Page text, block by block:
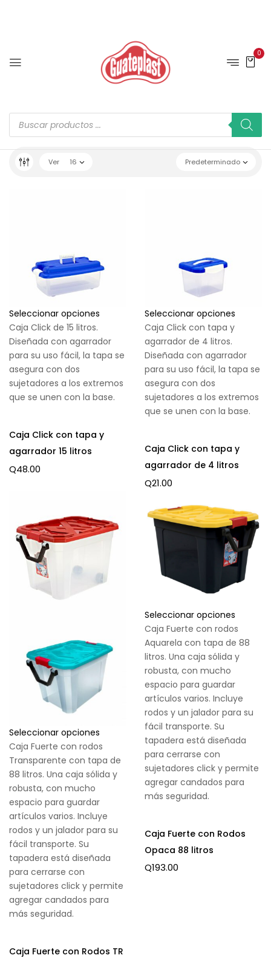
0
Predeterminado
Ver 16
Seleccionar opciones
Caja Click de 15 litros.
Diseñada con agarrador
para su uso fácil, la tapa se
asegura con dos
sujetadores a los extremos
que se unen con la base.
Caja Click con tapa y
agarrador 15 litros
Q48.00
Seleccionar opciones
Caja Click con tapa y
agarrador de 4 litros.
Diseñada con agarrador
para su uso fácil, la tapa se
asegura con dos
sujetadores a los extremos
que se unen con la base.
Caja Click con tapa y
agarrador de 4 litros
Q21.00
Seleccionar opciones
Caja Fuerte con rodos
Transparente con tapa de
88 litros. Una caja sólida y
robusta, con mucho
espacio para guardar
artículos varios. Incluye
rodos y un jalador para su
fácil transporte. Su
tapadera está diseñada
para cerrarse con
sujetadores click y permite
agregar candados para
más seguridad.
Caja Fuerte con Rodos TR
Seleccionar opciones
Caja Fuerte con rodos
Aquarela con tapa de 88
litros. Una caja sólida y
robusta, con mucho
espacio para guardar
artículos varios. Incluye
rodos y un jalador para su
fácil transporte. Su
tapadera está diseñada
para cerrarse con
sujetadores click y permite
agregar candados para
más seguridad.
Caja Fuerte con Rodos
Opaca 88 litros
Q193.00